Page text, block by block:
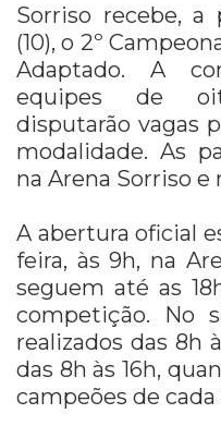
Sorriso recebe, a
(10), o 2º
Adaptado. A
equipes de
disputarão vagas
modalidade. As
na Arena Sorriso
A abertura oficial
feira, às 9h, na
seguem até as
competição. No
realizados das 8h
das 8h às 16h,
campeões de